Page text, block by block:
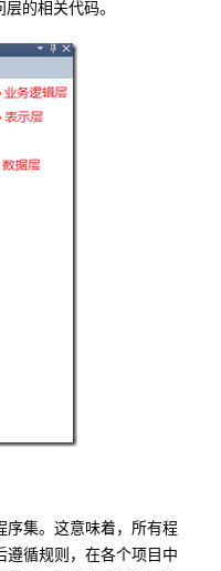
的相关代码。
序集。这意味着，所有程
遵循规则，在各个项目中